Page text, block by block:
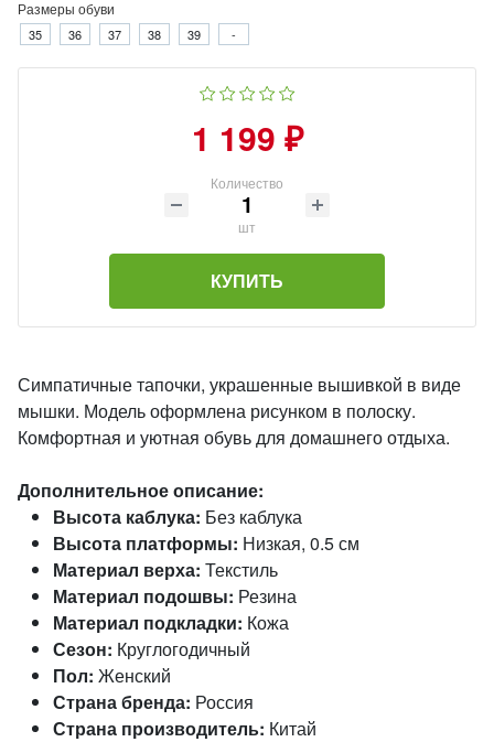
Размеры обуви
35 36 37 38 39 -
1 199 ₽
Количество
шт
КУПИТЬ
Симпатичные тапочки, украшенные вышивкой в виде
мышки. Модель оформлена рисунком в полоску.
Комфортная и уютная обувь для домашнего отдыха.
Дополнительное описание:
Высота каблука: Без каблука
Высота платформы: Низкая, 0.5 см
Материал верха: Текстиль
Материал подошвы: Резина
Материал подкладки: Кожа
Сезон: Круглогодичный
Пол: Женский
Страна бренда: Россия
Страна производитель: Китай